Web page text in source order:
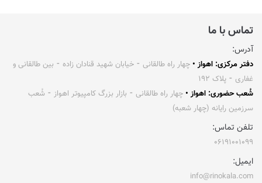
تماس با ما
آدرس:
دفتر مرکزی: اهواز • چهار راه طالقانی ⁃ خیابان شهید قنادان زاده ⁃ بین طالقانی و
غفاری ⁃ پلاک ۱۹۲
شُعب حضوری: اهواز • چهار راه طالقانی ⁃ بازار بزرگ کامپیوتر اهواز ⁃ شُعب
سرزمین رایانه (چهار شعبه)
تلفن تماس:
۰۶۱۹۱۰۰۱۰۹۹
ایمیل:
info@rinokala.com